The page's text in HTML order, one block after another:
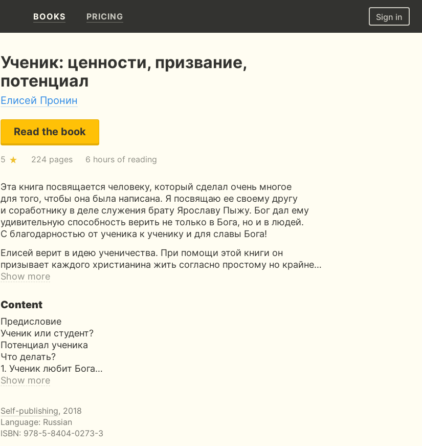
BOOKS PRICING Sign in
Ученик: ценности, призвание,
потенциал
Елисей Пронин
Read the book
5 224 pages 6 hours of reading
Эта книга посвящается человеку, который сделал очень многое
для того, чтобы она была написана. Я посвящаю ее своему другу
и соработнику в деле служения брату Ярославу Пыжу. Бог дал ему
удивительную способность верить не только в Бога, но и в людей.
С благодарностью от ученика к ученику и для славы Бога!
Елисей верит в идею ученичества. При помощи этой книги он
призывает каждого христианина жить согласно простому но крайне…
Show more
Content
Предисловие
Ученик или студент?
Потенциал ученика
Что делать?
1. Ученик любит Бога…
Show more
Self-publishing, 2018
Language: Russian
ISBN: 978-5-8404-0273-3